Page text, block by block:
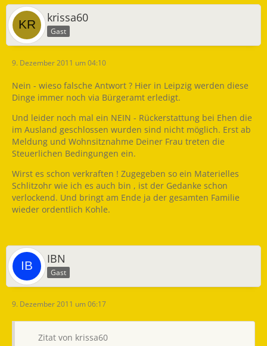
krissa60
Gast
9. Dezember 2011 um 04:10
Nein - wieso falsche Antwort ? Hier in Leipzig werden diese
Dinge immer noch via Bürgeramt erledigt.
Und leider noch mal ein NEIN - Rückerstattung bei Ehen die
im Ausland geschlossen wurden sind nicht möglich. Erst ab
Meldung und Wohnsitznahme Deiner Frau treten die
Steuerlichen Bedingungen ein.
Wirst es schon verkraften ! Zugegeben so ein Materielles
Schlitzohr wie ich es auch bin , ist der Gedanke schon
verlockend. Und bringt am Ende ja der gesamten Familie
wieder ordentlich Kohle.
IBN
Gast
9. Dezember 2011 um 06:17
Zitat von krissa60